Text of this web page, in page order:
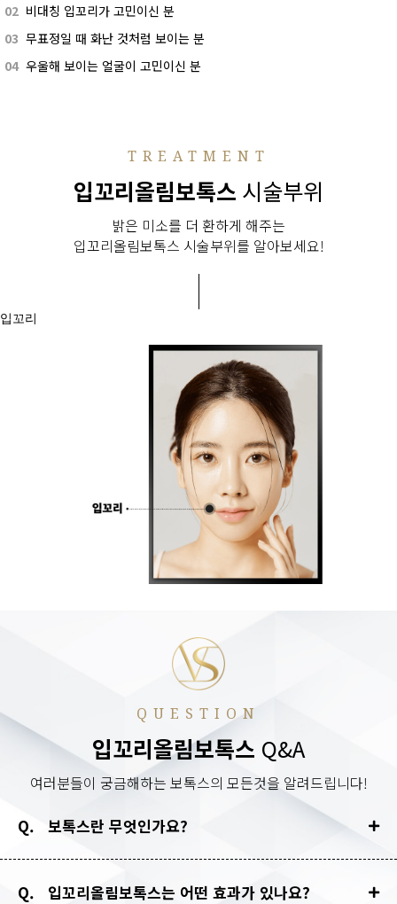
02 비대칭 입꼬리가 고민이신 분
03 무표정일 때 화난 것처럼 보이는 분
04 우울해 보이는 얼굴이 고민이신 분
TREATMENT
입꼬리올림보톡스 시술부위
밝은 미소를 더 환하게 해주는
입꼬리올림보톡스 시술부위를 알아보세요!
입꼬리
QUESTION
입꼬리올림보톡스 Q&A
여러분들이 궁금해하는 보톡스의 모든것을 알려드립니다!
Q. 보톡스란 무엇인가요?
Q. 입꼬리올림보톡스는 어떤 효과가 있나요?